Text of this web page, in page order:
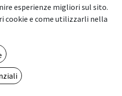
esperienze migliori sul sito.
cookie e come utilizzarli nella